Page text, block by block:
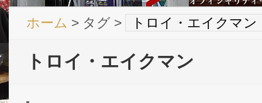
ホーム > タグ > トロイ・エイクマン
トロイ・エイクマン